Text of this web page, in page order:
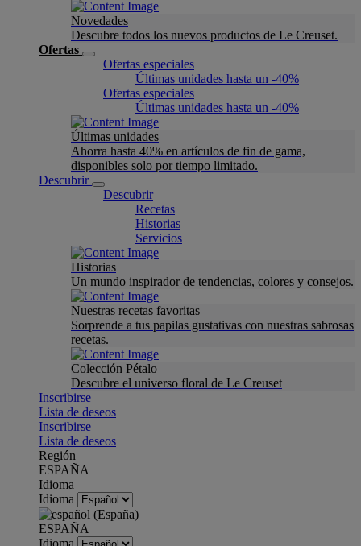
Novedades
Descubre todos los nuevos productos de Le Creuset.
Ofertas
Ofertas especiales
Últimas unidades hasta un -40%
Ofertas especiales
Últimas unidades hasta un -40%
Últimas unidades
Ahorra hasta 40% en artículos de fin de gama,
disponibles solo por tiempo limitado.
Descubrir
Descubrir
Recetas
Historias
Servicios
Historias
Un mundo inspirador de tendencias, colores y consejos.
Nuestras recetas favoritas
Sorprende a tus papilas gustativas con nuestras sabrosas
recetas.
Colección Pétalo
Descubre el universo floral de Le Creuset
Inscribirse
Lista de deseos
Inscribirse
Lista de deseos
Región
ESPAÑA
Idioma
Idioma
ESPAÑA
Idioma